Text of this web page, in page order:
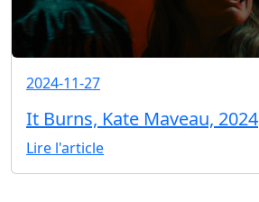
2024-11-27
It Burns, Kate Maveau, 2024
Lire l'article